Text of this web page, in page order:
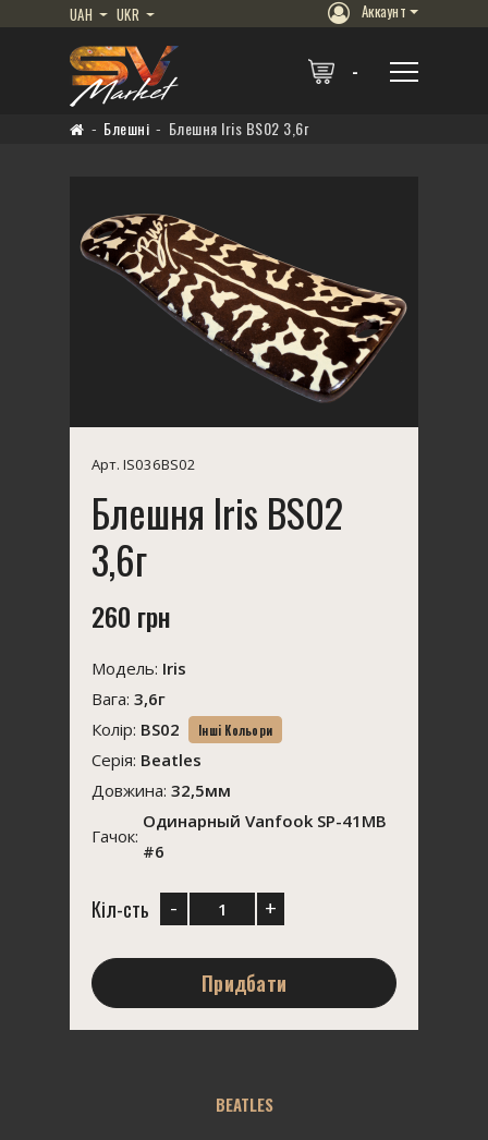
UAH UKR Аккаунт
Блешні Блешня Iris BS02 3,6г
Арт. IS036BS02
Блешня Iris BS02
3,6г
260 грн
Модель: Iris
Вага: 3,6г
Колір: BS02 Інші Кольори
Серія: Beatles
Довжина: 32,5мм
Гачок:
Одинарный Vanfook SP-41MB
#6
Кіл-сть - +
Придбати
BEATLES